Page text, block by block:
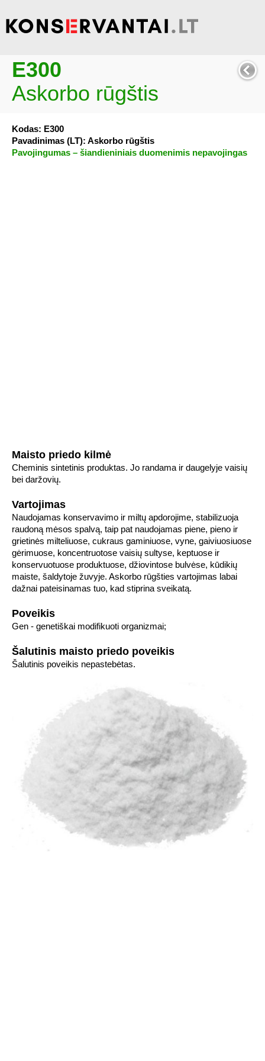
E300
Askorbo rūgštis
Kodas: E300
Pavadinimas (LT): Askorbo rūgštis
Pavojingumas – šiandieniniais duomenimis nepavojingas
Maisto priedo kilmė
Cheminis sintetinis produktas. Jo randama ir daugelyje vaisių
bei daržovių.
Vartojimas
Naudojamas konservavimo ir miltų apdorojime, stabilizuoja
raudoną mėsos spalvą, taip pat naudojamas piene, pieno ir
grietinės milteliuose, cukraus gaminiuose, vyne, gaiviuosiuose
gėrimuose, koncentruotose vaisių sultyse, keptuose ir
konservuotuose produktuose, džiovintose bulvėse, kūdikių
maiste, šaldytoje žuvyje. Askorbo rūgšties vartojimas labai
dažnai pateisinamas tuo, kad stiprina sveikatą.
Poveikis
Gen - genetiškai modifikuoti organizmai;
Šalutinis maisto priedo poveikis
Šalutinis poveikis nepastebėtas.